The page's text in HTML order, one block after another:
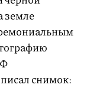
земле
снимок: